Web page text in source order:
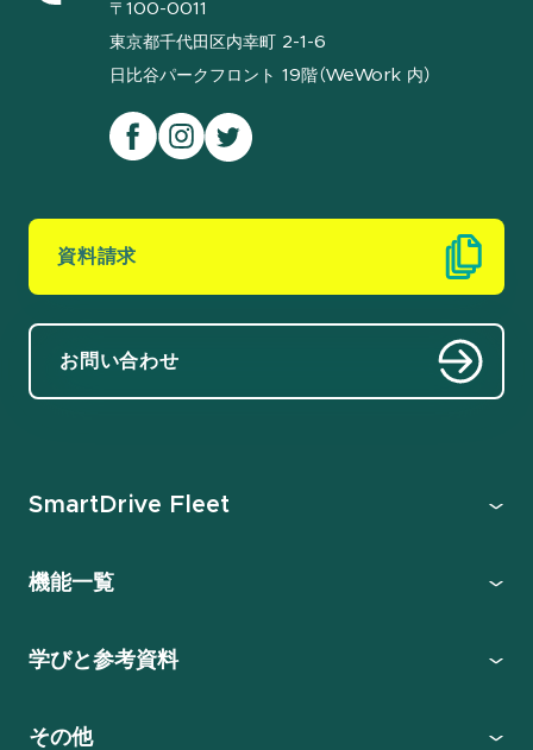
〒100-0011
東京都千代田区内幸町 2-1-6
日比谷パークフロント 19階（WeWork 内）
資料請求
お問い合わせ
SmartDrive Fleet
機能一覧
学びと参考資料
その他